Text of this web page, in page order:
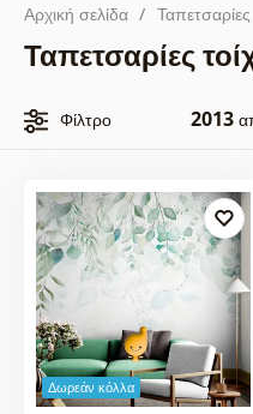
Αρχική σελίδα Ταπετσαρίες
Ταπετσαρίες
Φίλτρο 2013
Δωρεάν κόλλα